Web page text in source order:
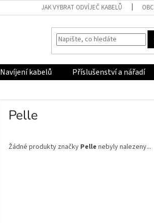
JAK VYBRAT ODVÍJEČ KABELŮ
Navíjení kabelů Příslušenství a nářadí
Pelle
Žádné produkty značky Pelle nebyly nalezeny...